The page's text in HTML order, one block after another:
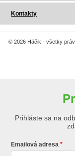
Kontakty
© 2026 Háčik - všetky
Prihláste sa na
Emailová adresa